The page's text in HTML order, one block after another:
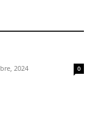
2024 0